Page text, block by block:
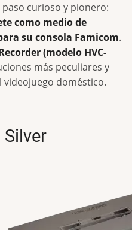
curioso y pionero:
como medio de
su consola Famicom.
(modelo HVC-
más peculiares y
doméstico.